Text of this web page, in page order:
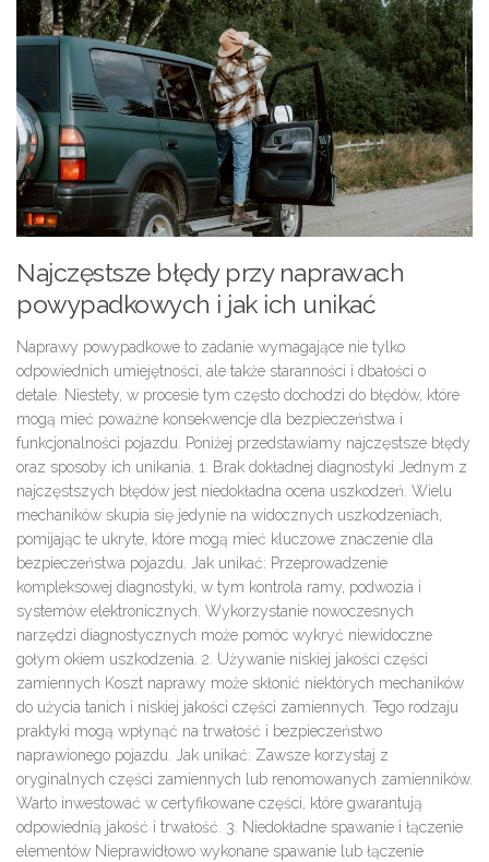
Najczęstsze błędy przy naprawach
powypadkowych i jak ich unikać
Naprawy powypadkowe to zadanie wymagające nie tylko
odpowiednich umiejętności, ale także staranności i dbałości o
detale. Niestety, w procesie tym często dochodzi do błędów, które
mogą mieć poważne konsekwencje dla bezpieczeństwa i
funkcjonalności pojazdu. Poniżej przedstawiamy najczęstsze błędy
oraz sposoby ich unikania. 1. Brak dokładnej diagnostyki Jednym z
najczęstszych błędów jest niedokładna ocena uszkodzeń. Wielu
mechaników skupia się jedynie na widocznych uszkodzeniach,
pomijając te ukryte, które mogą mieć kluczowe znaczenie dla
bezpieczeństwa pojazdu. Jak unikać: Przeprowadzenie
kompleksowej diagnostyki, w tym kontrola ramy, podwozia i
systemów elektronicznych. Wykorzystanie nowoczesnych
narzędzi diagnostycznych może pomóc wykryć niewidoczne
gołym okiem uszkodzenia. 2. Używanie niskiej jakości części
zamiennych Koszt naprawy może skłonić niektórych mechaników
do użycia tanich i niskiej jakości części zamiennych. Tego rodzaju
praktyki mogą wpłynąć na trwałość i bezpieczeństwo
naprawionego pojazdu. Jak unikać: Zawsze korzystaj z
oryginalnych części zamiennych lub renomowanych zamienników.
Warto inwestować w certyfikowane części, które gwarantują
odpowiednią jakość i trwałość. 3. Niedokładne spawanie i łączenie
elementów Nieprawidłowo wykonane spawanie lub łączenie